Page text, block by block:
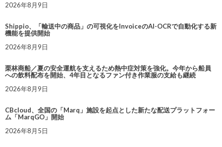
2026年8月9日
Shippio、「輸送中の商品」の可視化をInvoiceのAI-OCRで自動化する新
機能を提供開始
2026年8月9日
栗林商船／夏の安全運航を支えるため熱中症対策を強化。今年から船員
への飲料配布を開始、4年目となるファン付き作業服の支給も継続
2026年8月9日
CBcloud、全国の「Marq」施設を起点とした新たな配送プラットフォー
ム「MarqGO」開始
2026年8月5日